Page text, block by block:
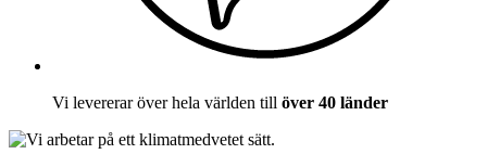
Vi levererar över hela världen till över 40 länder